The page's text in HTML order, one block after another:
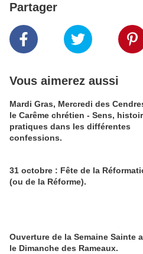
Partager
Vous aimerez aussi
Mardi Gras, Mercredi des
le Carême chrétien - Sens,
pratiques dans les différentes
confessions.
31 octobre : Fête de la
(ou de la Réforme).
Ouverture de la Semaine Sainte
le Dimanche des Rameaux.